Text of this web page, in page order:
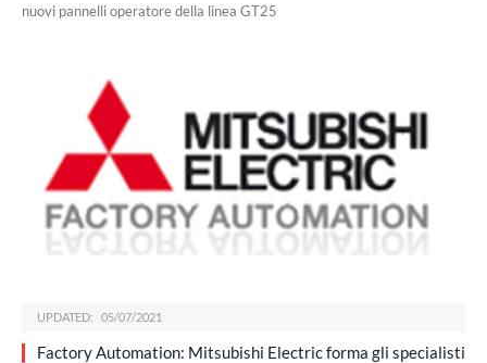
nuovi pannelli operatore della linea GT25
UPDATED: 05/07/2021
Factory Automation: Mitsubishi Electric forma gli specialisti